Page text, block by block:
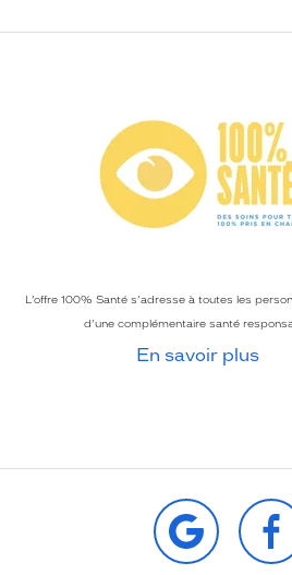
L’offre 100% Santé s’adresse à toutes les
d’une complémentaire santé
En savoir plus
SUR
GOOGLE
SUR